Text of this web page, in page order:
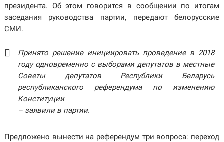
президента. Об этом говорится в сообщении по итогам
заседания руководства партии, передают белорусские
СМИ.
Принято решение инициировать проведение в 2018
году одновременно с выборами депутатов в местные
Советы депутатов Республики Беларусь
республиканского референдума по изменению
Конституции
– заявили в партии.
Предложено вынести на референдум три вопроса: переход